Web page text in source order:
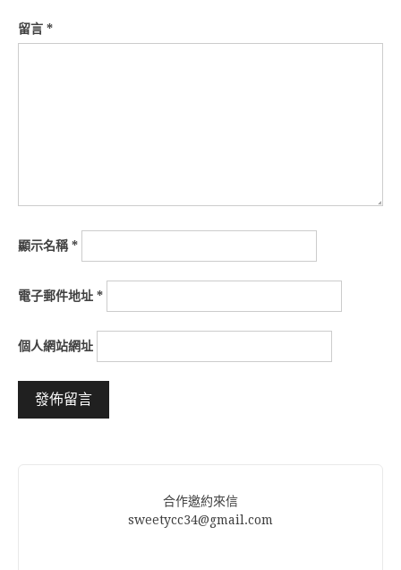
留言 *
顯示名稱*
電子郵件地址 *
個人網站網址
合作邀約來信
sweetycc34@gmail.com